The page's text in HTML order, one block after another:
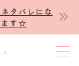
タバレにな
ます☆